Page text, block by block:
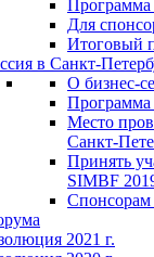
Программа
Для
Итоговый
в Санкт-
О бизнес-
Программа
Место
Санкт-
Принять
SIMBF
Спонсорам
2021 г.